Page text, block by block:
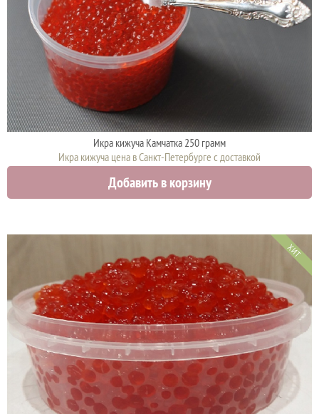
Икра кижуча Камчатка 250 грамм
Икра кижуча цена в Санкт-Петербурге с доставкой
Добавить в корзину
ХИТ